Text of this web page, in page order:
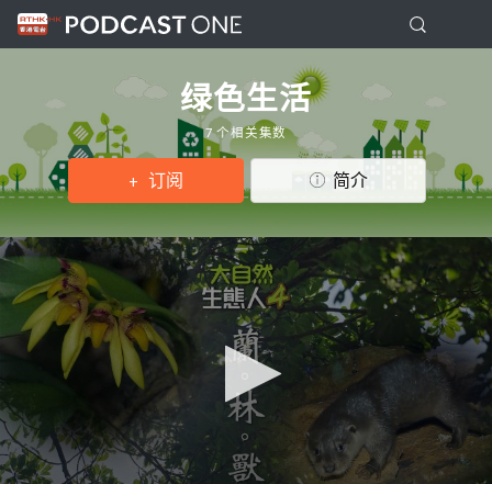
绿色生活
7 个相关集数
订阅 简介